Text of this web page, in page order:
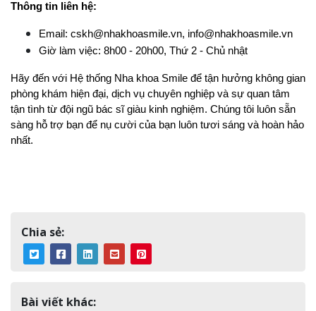
Thông tin liên hệ:
Email: cskh@nhakhoasmile.vn, info@nhakhoasmile.vn
Giờ làm việc: 8h00 - 20h00, Thứ 2 - Chủ nhật
Hãy đến với Hệ thống Nha khoa Smile để tận hưởng không gian
phòng khám hiện đại, dịch vụ chuyên nghiệp và sự quan tâm
tận tình từ đội ngũ bác sĩ giàu kinh nghiệm. Chúng tôi luôn sẵn
sàng hỗ trợ bạn để nụ cười của bạn luôn tươi sáng và hoàn hảo
nhất.
Chia sẻ:
Bài viết khác: